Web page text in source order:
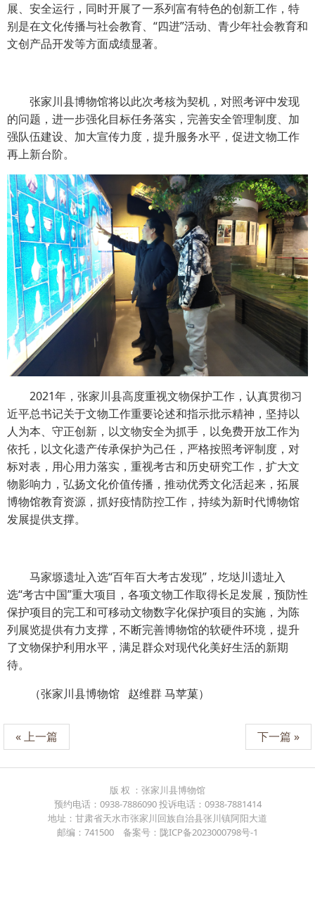
展、安全运行，同时开展了一系列富有特色的创新工作，特
别是在文化传播与社会教育、“四进”活动、青少年社会教育和
文创产品开发等方面成绩显著。
张家川县博物馆将以此次考核为契机，对照考评中发现
的问题，进一步强化目标任务落实，完善安全管理制度、加
强队伍建设、加大宣传力度，提升服务水平，促进文物工作
再上新台阶。
2021年，张家川县高度重视文物保护工作，认真贯彻习
近平总书记关于文物工作重要论述和指示批示精神，坚持以
人为本、守正创新，以文物安全为抓手，以免费开放工作为
依托，以文化遗产传承保护为己任，严格按照考评制度，对
标对表，用心用力落实，重视考古和历史研究工作，扩大文
物影响力，弘扬文化价值传播，推动优秀文化活起来，拓展
博物馆教育资源，抓好疫情防控工作，持续为新时代博物馆
发展提供支撑。
马家塬遗址入选“百年百大考古发现”，圪垯川遗址入
选“考古中国”重大项目，各项文物工作取得长足发展，预防性
保护项目的完工和可移动文物数字化保护项目的实施，为陈
列展览提供有力支撑，不断完善博物馆的软硬件环境，提升
了文物保护利用水平，满足群众对现代化美好生活的新期
待。
（张家川县博物馆 赵维群 马苹菓）
« 上一篇 下一篇 »
版 权 ：张家川县博物馆
预约电话：0938-7886090 投诉电话：0938-7881414
地址：甘肃省天水市张家川回族自治县张川镇阿阳大道
邮编：741500 备案号：陇ICP备2023000798号-1